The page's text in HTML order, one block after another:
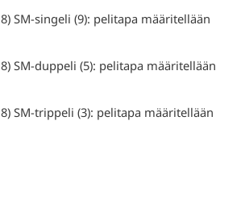
SM-singeli (9): pelitapa määritellään
SM-duppeli (5): pelitapa määritellään
SM-trippeli (3): pelitapa määritellään